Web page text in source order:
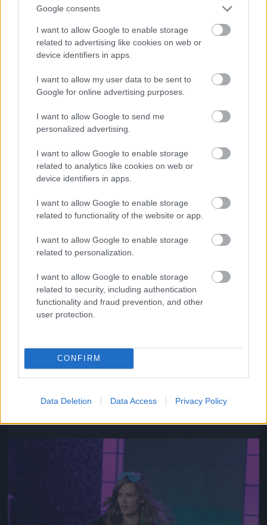
Google consents
I want to allow Google to enable storage
related to advertising like cookies on web or
device identifiers in apps.
I want to allow my user data to be sent to
Google for online advertising purposes.
I want to allow Google to send me
personalized advertising.
I want to allow Google to enable storage
related to analytics like cookies on web or
device identifiers in apps.
I want to allow Google to enable storage
related to functionality of the website or app.
I want to allow Google to enable storage
related to personalization.
I want to allow Google to enable storage
related to security, including authentication
functionality and fraud prevention, and other
user protection.
CONFIRM
Data Deletion Data Access Privacy Policy
Az ő neve Chanel Iman
Fotó: Gregory Pace / Beimages / Northfoto
Jön még kép!